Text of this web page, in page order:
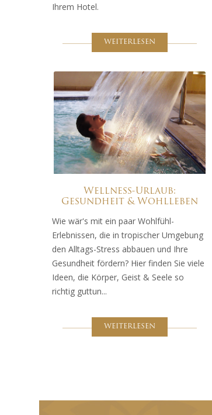
Ihrem Hotel.
WEITERLESEN
Wellness-Urlaub:
Gesundheit & Wohlleben
Wie wär's mit ein paar Wohlfühl-
Erlebnissen, die in tropischer Umgebung
den Alltags-Stress abbauen und Ihre
Gesundheit fördern? Hier finden Sie viele
Ideen, die Körper, Geist & Seele so
richtig guttun...
WEITERLESEN